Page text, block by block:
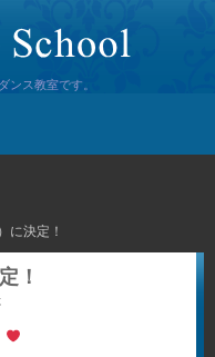
ンス教室です。
に決定！
！